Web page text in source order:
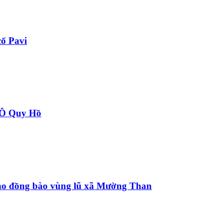
Pavi
Quy Hồ
đồng bào vùng lũ xã Mường Than